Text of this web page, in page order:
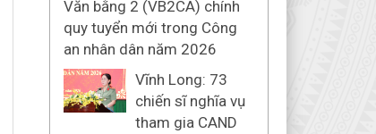
Văn bằng 2 (VB2CA) chính
quy tuyển mới trong Công
an nhân dân năm 2026
Vĩnh Long: 73
chiến sĩ nghĩa vụ
tham gia CAND